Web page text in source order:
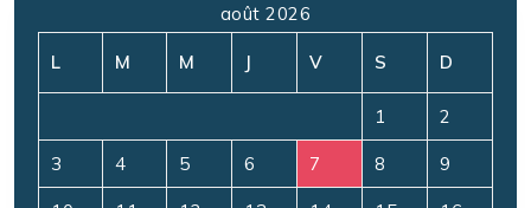
août 2026
L M M J V S D
1 2
3 4 5 6 7 8 9